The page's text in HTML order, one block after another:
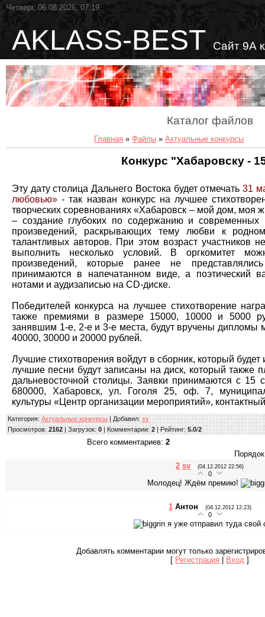
Четверг, 06.08.2026, 07:19
AKLASS-BEST Сайт 9А
Каталог файлов
Главная »Файлы »Актуальные конкурсы
Конкурс "Хабаровску -
Эту дату столица Дальнего Востока будет отмечать 31
любовью» - так назван конкурс на лучшее
творческих соревнованиях «Хабаровск – мой дом, моя
– создание глубоких по содержанию и современных
произведений, раскрывающих тему любви к
талантливых авторов. При этом возраст участников
выполнить несколько условий. В оргкомитет
произведений, которые ранее не
принимаются в напечатанном виде, а поэтический
нотами и аудизаписью на CD-диске.
Победителей конкурса на лучшее стихотворение
также премиями в размере 15000, 10000 и 5000
занявшим 1-е, 2-е и 3-е места, будут вручены дипломы
40000, 30000 и 20000 рублей.
Лучшие стихотворения войдут в сборник, который
лучшие песни будут записаны на диск, который также
дальневосточной столицы. Заявки принимаются с 15
680000, Хабаровск, ул. Гоголя 25, оф. 7,
культуры «Центр организации мероприятий»,
Категория: Актуальные конкурсы Добавил: sv
Просмотров: 2162 Загрузок: 0 Комментарии: 2 Рейтинг: 5.0/2
Всего комментариев: 2
2 sv (04.12.2012 22:56)
0
Молодец! Ждём премию!
1 Антон (04.12.2012 12:23)
0
я уже отправил туда свой
Добавлять комментарии могут только
[ Регистрация Вход ]